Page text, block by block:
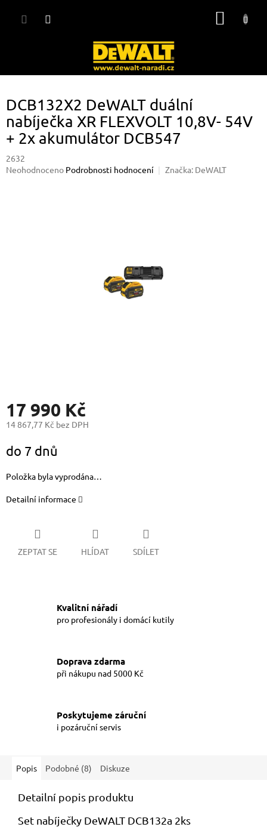
DCB132X2 DeWALT duální
nabíječka XR FLEXVOLT 10,8V- 54V
+ 2x akumulátor DCB547
2632
Průměrné
Neohodnoceno Podrobnosti hodnocení Značka: DeWALT
17 990 Kč
14 867,77 Kč bez DPH
cena:
do 7 dnů
Položka byla vyprodána…
Detailní informace
ZEPTAT SE HLÍDAT SDÍLET
Kvalitní nářadí
pro profesionály i domácí kutily
Doprava zdarma
při nákupu nad 5000 Kč
Poskytujeme záruční
i pozáruční servis
Popis Podobné (8) Diskuze
Detailní popis produktu
Set nabíječky DeWALT DCB132a 2ks